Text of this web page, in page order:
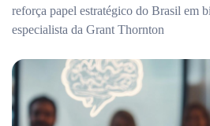
reforça papel estratégico do Brasil em
especialista da Grant Thornton